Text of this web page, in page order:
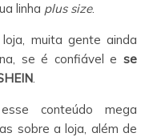
linha plus size.
muita gente ainda
se é confiável e se
.
conteúdo mega
sobre a loja, além de